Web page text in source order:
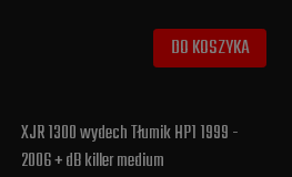
DO KOSZYKA
XJR 1300 wydech Tłumik HP1 1999 -
2006 + dB killer medium